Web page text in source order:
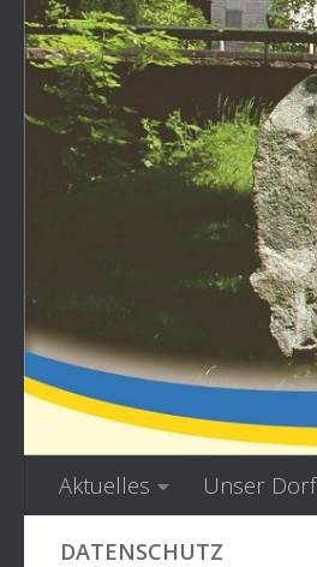
Zum Inhalt springen
Aktuelles Unser Dorf
DATENSCHUTZ